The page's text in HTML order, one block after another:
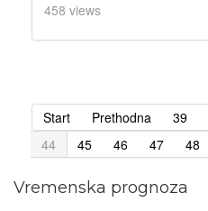
458 views
Start Prethodna 39
44
45 46 47 48
Vremenska prognoza